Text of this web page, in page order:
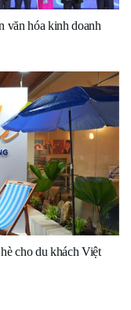
văn hóa kinh doanh
cho du khách Việt